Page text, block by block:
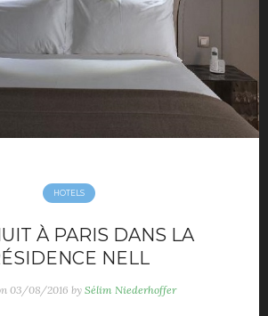
HOTELS
À PARIS DANS LA
NELL
03/08/2016 by Sélim Niederhoffer